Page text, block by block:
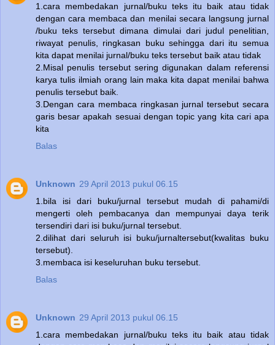
1.cara membedakan jurnal/buku teks itu baik atau tidak
dengan cara membaca dan menilai secara langsung jurnal
/buku teks tersebut dimana dimulai dari judul penelitian,
riwayat penulis, ringkasan buku sehingga dari itu semua
kita dapat menilai jurnal/buku teks tersebut baik atau tidak
2.Misal penulis tersebut sering digunakan dalam referensi
karya tulis ilmiah orang lain maka kita dapat menilai bahwa
penulis tersebut baik.
3.Dengan cara membaca ringkasan jurnal tersebut secara
garis besar apakah sesuai dengan topic yang kita cari apa
kita
Balas
Unknown 29 April 2013 pukul 06.15
1.bila isi dari buku/jurnal tersebut mudah di pahami/di
mengerti oleh pembacanya dan mempunyai daya terik
tersendiri dari isi buku/jurnal tersebut.
2.dilihat dari seluruh isi buku/jurnaltersebut(kwalitas buku
tersebut).
3.membaca isi keseluruhan buku tersebut.
Balas
Unknown 29 April 2013 pukul 06.15
1.cara membedakan jurnal/buku teks itu baik atau tidak